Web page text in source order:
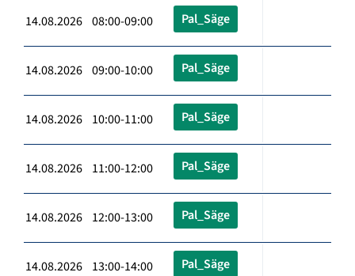
14.08.2026 08:00-09:00 Pal_Säge
14.08.2026 09:00-10:00 Pal_Säge
14.08.2026 10:00-11:00 Pal_Säge
14.08.2026 11:00-12:00 Pal_Säge
14.08.2026 12:00-13:00 Pal_Säge
14.08.2026 13:00-14:00 Pal_Säge